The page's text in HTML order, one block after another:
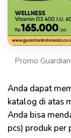
Promo
Anda dapat
katalog di atas
Anda bisa
pcs) produk per